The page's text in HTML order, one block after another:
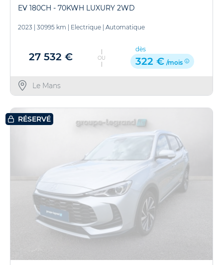
EV 180CH - 70KWH LUXURY 2WD
2023 30995 km Electrique Automatique
27 532 € OU
dès
322 € /mois
Le Mans
RÉSERVÉ